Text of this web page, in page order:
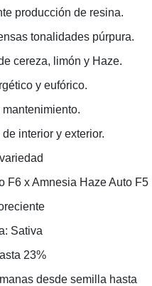
producción de resina.
tonalidades púrpura.
cereza, limón y Haze.
y eufórico.
interior y exterior.
F6 x Amnesia Haze Auto F5
Sativa
23%
desde semilla hasta